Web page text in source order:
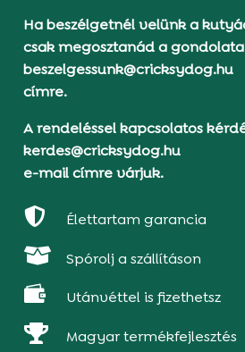
Ha beszélgetnél velünk a
csak megosztanád a
beszelgessunk@cricksydog.hu
címre.
A rendeléssel kapcsolatos
kerdes@cricksydog.hu
e-mail címre várjuk.
 Élettartam garancia
 Spórolj a szállításon
 Utánvéttel is fizethetsz
 Magyar termékfejlesztés